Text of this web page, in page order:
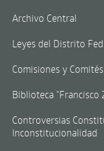
Archivo Central
Leyes del Distrito
Comisiones y Comités
Biblioteca "Francisco
Controversias
Inconstitucionalidad